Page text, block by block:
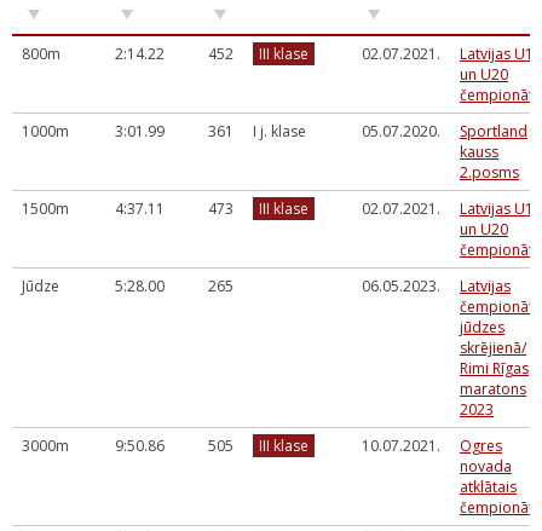
800m 2:14.22 452 III klase 02.07.2021.
Latvijas U18
un U20
čempionāts
1000m
3:01.99 361 I j. klase 05.07.2020.
Sportland
kauss
2.posms
1500m
4:37.11 473 III klase 02.07.2021.
Latvijas U18
un U20
čempionāts
Jūdze
5:28.00 265 06.05.2023.
Latvijas
čempionāts
jūdzes
skrējienā/
Rimi Rīgas
maratons
2023
3000m
9:50.86 505 III klase 10.07.2021.
Ogres
novada
atklātais
čempionāts